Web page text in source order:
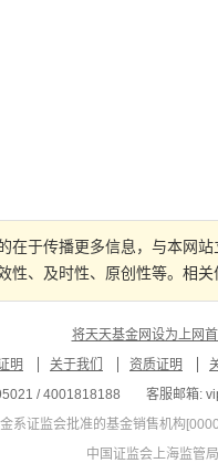
在于传播更多信息，与本网
性、及时性、原创性等。相
将天天基金网设为上网
明 关于我们 资质证明
/ 4001818188
客服邮箱:
系证监会批准的基金销售机构
中国证监会上海监管